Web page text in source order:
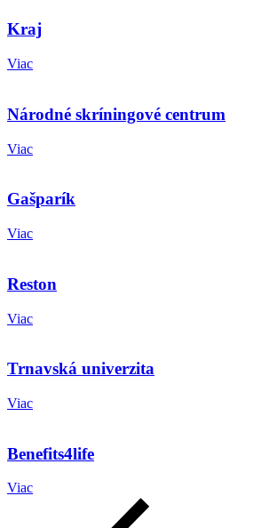
Kraj
Viac
Národné skríningové centrum
Viac
Gašparík
Viac
Reston
Viac
Trnavská univerzita
Viac
Benefits4life
Viac